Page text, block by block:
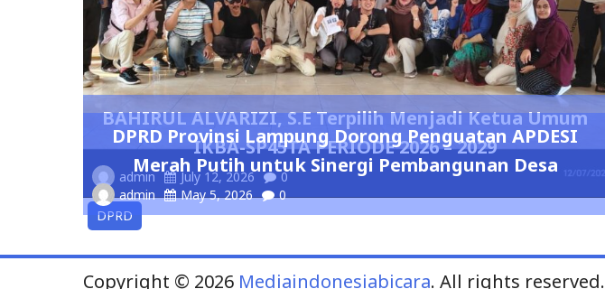
BAHIRUL ALVARIZI, S.E Terpilih Menjadi Ketua Umum
IKBA-SP45TA PERIODE 2026 – 2029
admin July 12, 2026 0
DPRD
DPRD Provinsi Lampung Dorong Penguatan APDESI
Merah Putih untuk Sinergi Pembangunan Desa
admin May 5, 2026
0
Copyright © 2026 Mediaindonesiabicara. All rights reserved.